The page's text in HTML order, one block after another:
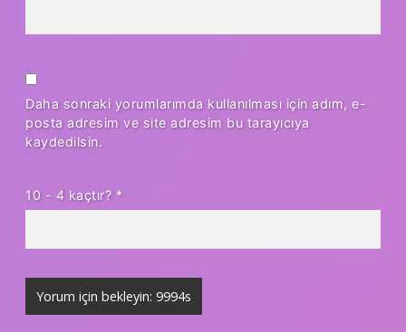
Daha sonraki yorumlarımda kullanılması için adım, e-
posta adresim ve site adresim bu tarayıcıya
kaydedilsin.
10 - 4 kaçtır? *